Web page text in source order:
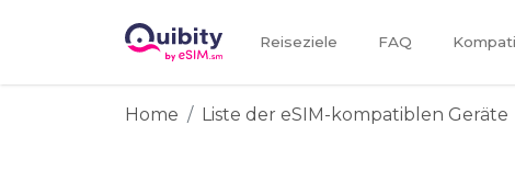
Reiseziele FAQ
Home Liste der eSIM-kompatiblen Geräte